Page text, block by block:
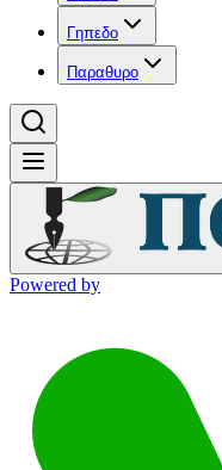
Γηπεδο
Παραθυρο
Powered by